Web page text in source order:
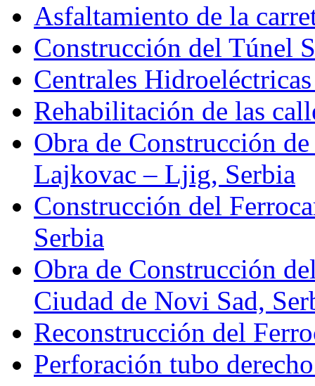
Asfaltamiento de la
Construcción del Túnel
Centrales
Rehabilitación de las
Obra de Construcción
Lajkovac – Ljig, Serbia
Construcción del
Serbia
Obra de Construcción
Ciudad de Novi Sad,
Reconstrucción del
Perforación tubo